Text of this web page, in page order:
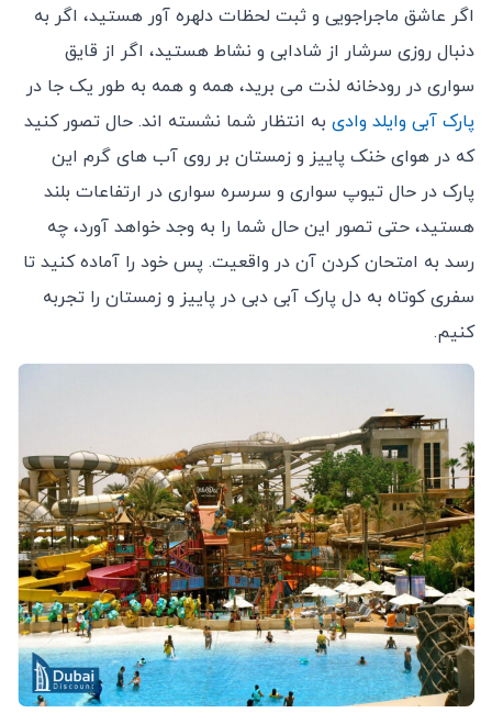
اگر عاشق ماجراجویی و ثبت لحظات دلهره آور هستید، اگر به
دنبال روزی سرشار از شادابی و نشاط هستید، اگر از قایق
سواری در رودخانه لذت می برید، همه و همه به طور یک جا در
پارک آبی وایلد وادی به انتظار شما نشسته اند. حال تصور کنید
که در هوای خنک پاییز و زمستان بر روی آب های گرم این
پارک در حال تیوپ سواری و سرسره سواری در ارتفاعات بلند
هستید، حتی تصور این حال شما را به وجد خواهد آورد، چه
رسد به امتحان کردن آن در واقعیت. پس خود را آماده کنید تا
سفری کوتاه به دل پارک آبی دبی در پاییز و زمستان را تجربه
کنیم.